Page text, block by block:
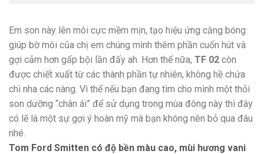
Em son này lên môi cực mềm mịn, tạo hiệu ứng căng bóng
giúp bờ môi của chị em chúng mình thêm phần cuốn hút và
gợi cảm hơn gấp bội lần đấy ah. Hơn thế nữa, TF 02 còn
được chiết xuất từ các thành phần tự nhiên, không hề chứa
chì nha các nàng. Vì thế nếu bạn đang tìm cho mình một thỏi
son dưỡng “chân ái” để sử dụng trong mùa đông này thì đây
có lẽ là một sự gợi ý hoàn mỹ mà bạn không nên bỏ qua đâu
nhé.
Tom Ford Smitten có độ bền màu cao, mùi hương vani